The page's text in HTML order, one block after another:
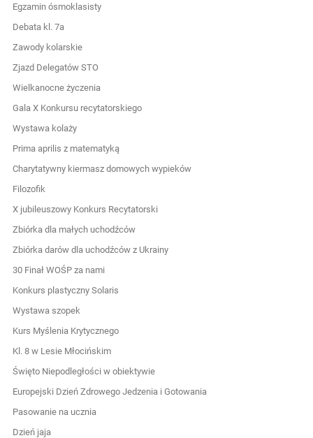
Egzamin ósmoklasisty
Debata kl. 7a
Zawody kolarskie
Zjazd Delegatów STO
Wielkanocne życzenia
Gala X Konkursu recytatorskiego
Wystawa kolaży
Prima aprilis z matematyką
Charytatywny kiermasz domowych wypieków
Filozofik
X jubileuszowy Konkurs Recytatorski
Zbiórka dla małych uchodźców
Zbiórka darów dla uchodźców z Ukrainy
30 Finał WOŚP za nami
Konkurs plastyczny Solaris
Wystawa szopek
Kurs Myślenia Krytycznego
Kl. 8 w Lesie Młocińskim
Święto Niepodległości w obiektywie
Europejski Dzień Zdrowego Jedzenia i Gotowania
Pasowanie na ucznia
Dzień jaja